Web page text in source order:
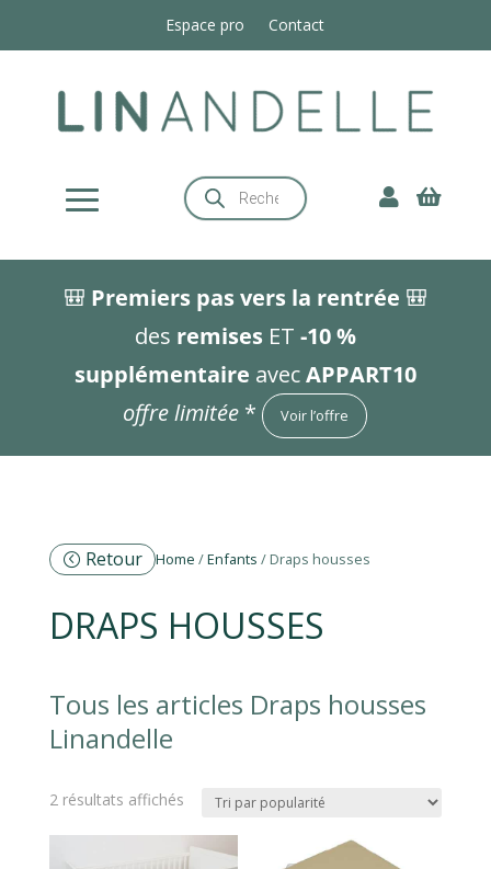
Espace pro Contact
Recherche
de
produits
 
🎒 Premiers pas vers la rentrée 🎒
des remisesET -10 %
supplémentaire avecAPPART10
offre limitée * Voir l’offre
Retour Home /Enfants / Draps housses
DRAPS HOUSSES
Tous les articles Draps housses
Linandelle
2 résultats affichésTrié
popularité